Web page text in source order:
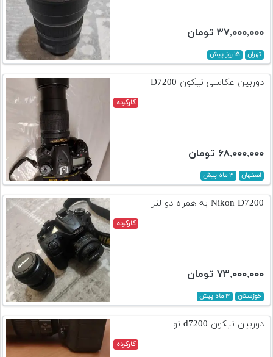
۳۷,۰۰۰,۰۰۰ تومان
تهران ۱۵ روز پیش
دوربین عکاسی نیکون D7200
کارکرده
۶۸,۰۰۰,۰۰۰ تومان
اصفهان ۳ ماه پیش
Nikon D7200 به همراه دو لنز
کارکرده
۷۳,۰۰۰,۰۰۰ تومان
خوزستان ۳ ماه پیش
دوربین نیکون d7200 نو
کارکرده